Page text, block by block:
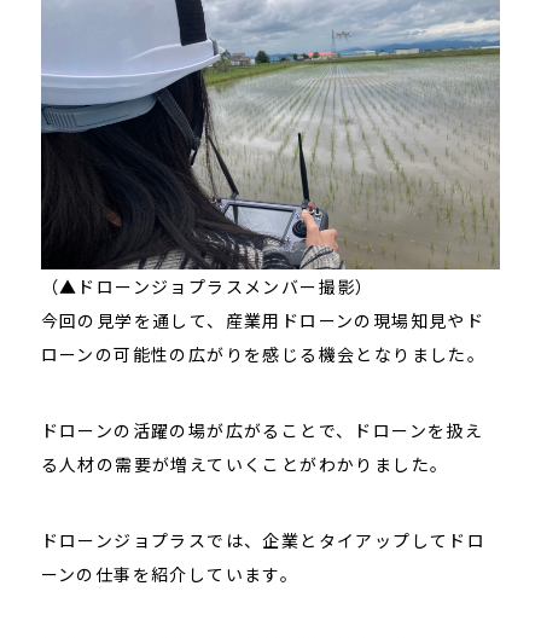
（▲ドローンジョプラスメンバー撮影）
今回の見学を通して、産業用ドローンの現場知見やド
ローンの可能性の広がりを感じる機会となりました。
ドローンの活躍の場が広がることで、ドローンを扱え
る人材の需要が増えていくことがわかりました。
ドローンジョプラスでは、企業とタイアップしてドロ
ーンの仕事を紹介しています。